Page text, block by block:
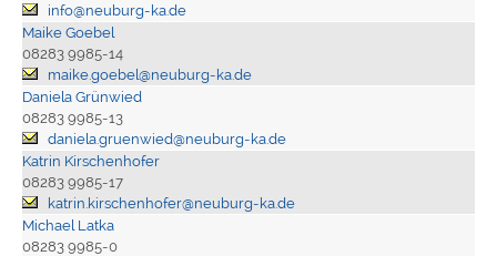
info@neuburg-ka.de
Maike Goebel
08283 9985-14
maike.goebel@neuburg-ka.de
Daniela Grünwied
08283 9985-13
daniela.gruenwied@neuburg-ka.de
Katrin Kirschenhofer
08283 9985-17
katrin.kirschenhofer@neuburg-ka.de
Michael Latka
08283 9985-0